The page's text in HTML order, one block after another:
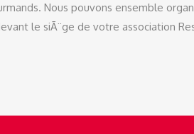
Nous pouvons ensemble
le siÃ¨ge de votre association